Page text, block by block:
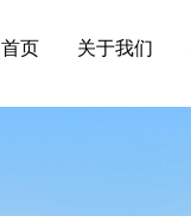
首页 关于我们